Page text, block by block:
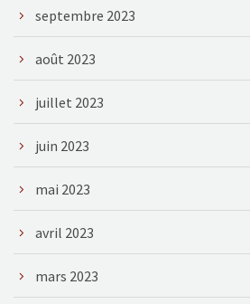
septembre 2023
août 2023
juillet 2023
juin 2023
mai 2023
avril 2023
mars 2023